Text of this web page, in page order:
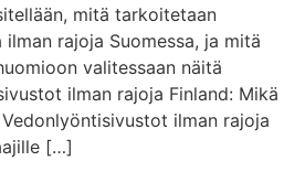
mitä tarkoitetaan
rajoja Suomessa, ja mitä
valitessaan näitä
ilman rajoja Finland: Mikä
ilman rajoja
[…]